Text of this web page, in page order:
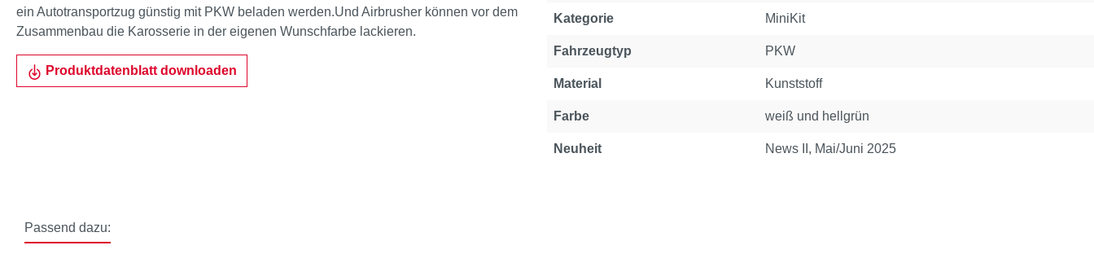
ein Autotransportzug günstig mit PKW beladen werden.Und Airbrusher können vor dem
Zusammenbau die Karosserie in der eigenen Wunschfarbe lackieren.
Produktdatenblatt downloaden
Kategorie MiniKit
Fahrzeugtyp PKW
Material Kunststoff
Farbe weiß und hellgrün
Neuheit News II, Mai/Juni 2025
Passend dazu: